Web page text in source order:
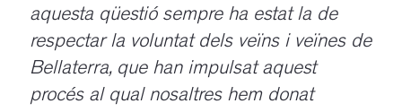
aquesta qüestió sempre ha estat la de
respectar la voluntat dels veïns i veïnes de
Bellaterra, que han impulsat aquest
procés al qual nosaltres hem donat